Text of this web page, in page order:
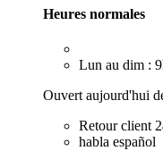
Heures normales
Lun au dim :
Ouvert aujourd'hui
Retour client
habla español